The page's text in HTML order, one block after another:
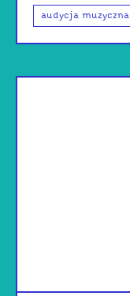
audycja muzyczna